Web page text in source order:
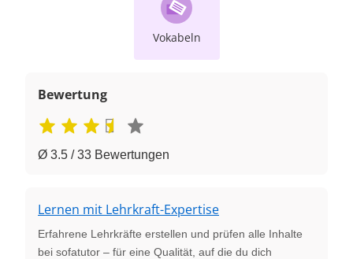
Vokabeln
Bewertung
Ø 3.5 / 33 Bewertungen
Lernen mit Lehrkraft-Expertise
Erfahrene Lehrkräfte erstellen und prüfen alle Inhalte
bei sofatutor – für eine Qualität, auf die du dich